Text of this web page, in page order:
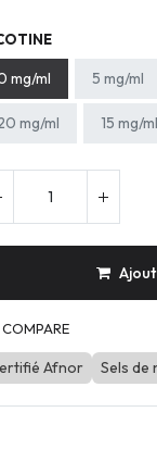
mg/ml 5 mg/ml
mg/ml 15 mg/ml
COMPARE
Afnor Sels de